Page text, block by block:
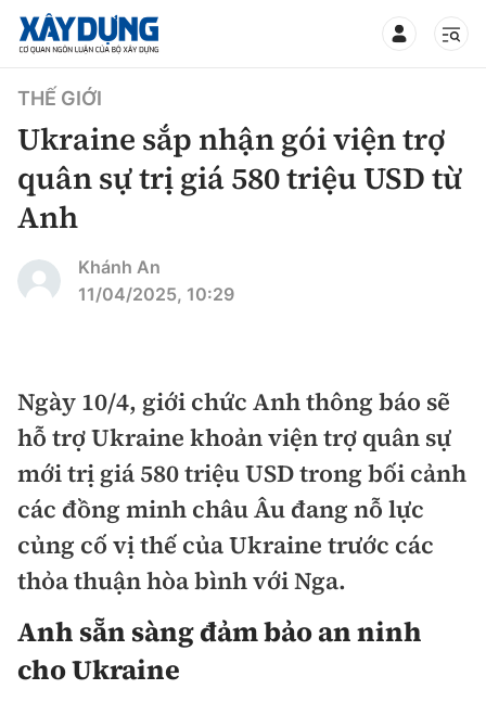
TIN BỘ XÂY DỰNG
CHUYÊN MỤC
Mới nhất
Chính trị
Xã hội
Chuyện dọc đường
Cải chính
Xây dựng
Chỉ đạo điều hành
Quy hoạch kiến trúc
Vật liệu xây dựng
Giám định chất lượng
Quản lý đô thị
Giao thông
Quản lý
Đường bộ
Hàng không
Đường sắt
Kinh tế
Thị trường
Tài chính
Pháp luật
An toàn giao thông
THẾ GIỚI
Ukraine sắp nhận gói viện trợ
quân sự trị giá 580 triệu USD từ
Anh
Khánh An
11/04/2025, 10:29
Ngày 10/4, giới chức Anh thông báo sẽ
hỗ trợ Ukraine khoản viện trợ quân sự
mới trị giá 580 triệu USD trong bối cảnh
các đồng minh châu Âu đang nỗ lực
củng cố vị thế của Ukraine trước các
thỏa thuận hòa bình với Nga.
Anh sẵn sàng đảm bảo an ninh
cho Ukraine